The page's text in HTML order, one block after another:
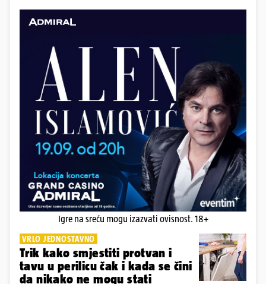
Igre na sreću mogu izazvati ovisnost. 18+
VRLO JEDNOSTAVNO
Trik kako smjestiti protvan i
tavu u perilicu čak i kada se čini
da nikako ne mogu stati